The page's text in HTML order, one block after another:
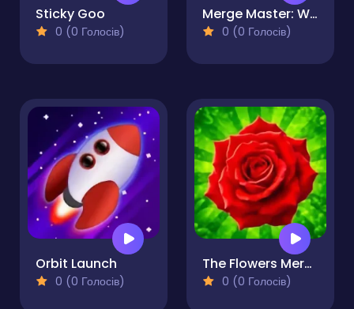
Sticky Goo
0 (0 Голосів)
Merge Master: Weapons Craft
0 (0 Голосів)
Orbit Launch
0 (0 Голосів)
The Flowers Merge and Sell Bouquets
0 (0 Голосів)